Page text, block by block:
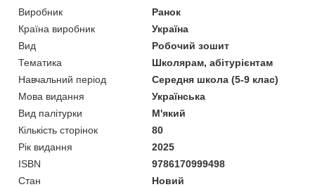
Виробник
Ранок
Країна виробник
Україна
Вид
Робочий зошит
Тематика
Школярам, абітурієнтам
Навчальний період
Середня школа (5-9 клас)
Мова видання
Українська
Вид палітурки
М'який
Кількість сторінок
80
Рік видання
2025
ISBN
9786170999498
Стан
Новий